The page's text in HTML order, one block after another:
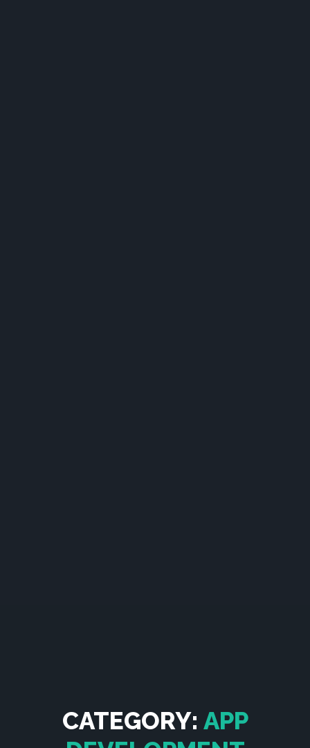
CATEGORY: APP